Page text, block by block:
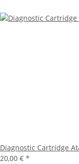
Diagnostic Cartridge
20,00 € *